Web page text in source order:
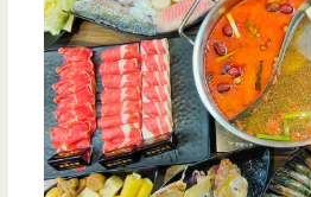
偉
園
麟
湯